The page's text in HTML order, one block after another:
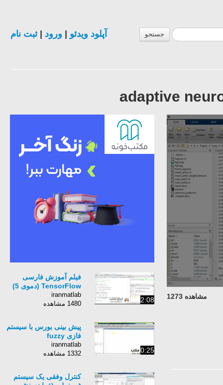
جستجو آپلود ویدئو ورود |ثبت نام
مشاهده 1273 2:08
فیلم آموزش فارسی
TensorFlow (دموی 5)
iranmatlab
1480 مشاهده
0:25
پیش بینی بورس با سیستم
فازی fuzzy
iranmatlab
1332 مشاهده
کنترل وفقی یک سیستم